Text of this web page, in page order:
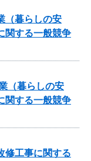
（暮らしの安
関する一般競争
（暮らしの安
関する一般競争
修工事に関する